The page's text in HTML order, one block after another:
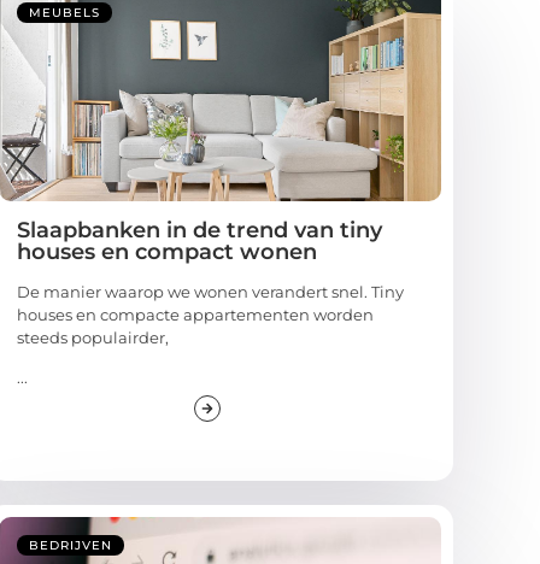
MEUBELS
Slaapbanken in de trend van tiny
houses en compact wonen
De manier waarop we wonen verandert snel. Tiny
houses en compacte appartementen worden
steeds populairder,
...
BEDRIJVEN